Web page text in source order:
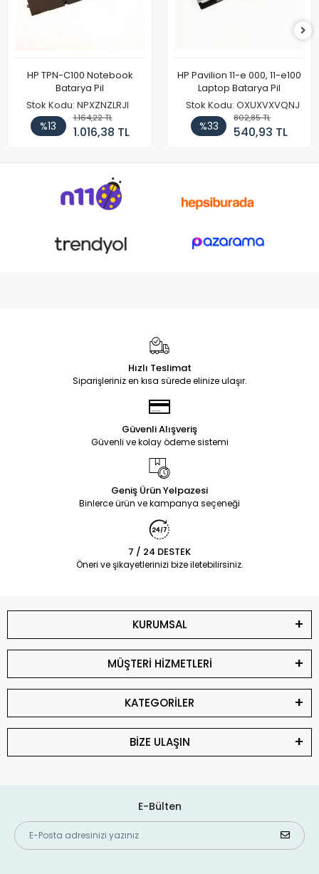
HP TPN-C100 Notebook
Batarya Pil
Stok Kodu: NPXZNZLRJI
%13
1.164,22 TL
1.016,38 TL
HP Pavilion 11-e 000, 11-e100
Laptop Batarya Pil
Stok Kodu: OXUXVXVQNJ
%33
802,85 TL
540,93 TL
Hızlı Teslimat
Siparişleriniz en kısa sürede elinize ulaşır.
Güvenli Alışveriş
Güvenli ve kolay ödeme sistemi
Geniş Ürün Yelpazesi
Binlerce ürün ve kampanya seçeneği
7 / 24 DESTEK
Öneri ve şikayetlerinizi bize iletebilirsiniz.
KURUMSAL
MÜŞTERİ HİZMETLERİ
KATEGORİLER
BİZE ULAŞIN
E-Bülten